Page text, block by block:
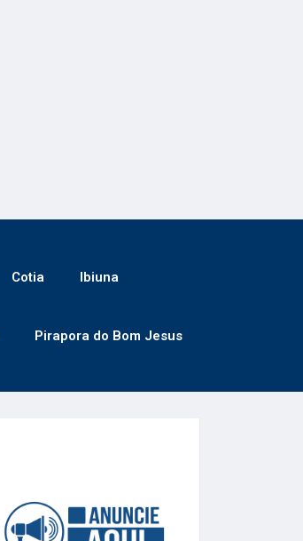
Cotia Ibiuna
Pirapora do Bom Jesus